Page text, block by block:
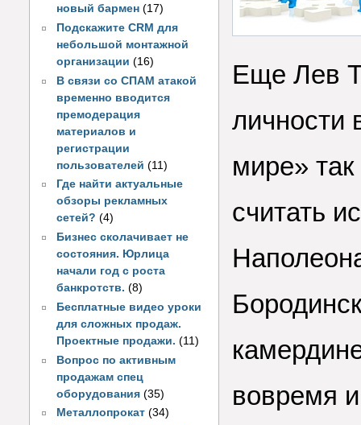
новый бармен (17)
Подскажите CRM для
небольшой монтажной
организации (16)
В связи со СПАМ атакой
временно вводится
премодерация
материалов и
регистрации
пользователей(11)
Где найти актуальные
обзоры рекламных
сетей? (4)
Бизнес сколачивает не
состояния. Юрлица
начали год с роста
банкротств. (8)
Бесплатные видео уроки
для сложных продаж.
Проектные продажи. (11)
Вопрос по активным
продажам спец
оборудования (35)
Металлопрокат (34)
Еще Лев
личности
мире»
считать
вовремя